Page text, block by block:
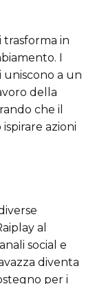
trasforma in
I
uniscono a un
della
che il
azioni
al
social e
diventa
per i